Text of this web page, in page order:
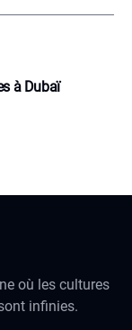
à Dubaï
où les cultures
infinies.